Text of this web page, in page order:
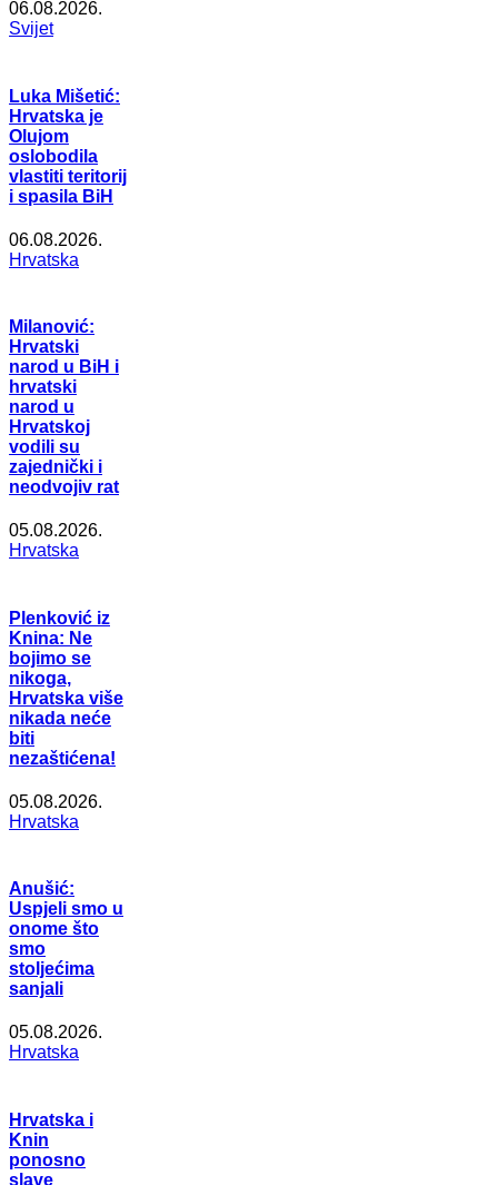
06.08.2026.
Svijet
Luka Mišetić:
Hrvatska je
Olujom
oslobodila
vlastiti teritorij
i spasila BiH
06.08.2026.
Hrvatska
Milanović:
Hrvatski
narod u BiH i
hrvatski
narod u
Hrvatskoj
vodili su
zajednički i
neodvojiv rat
05.08.2026.
Hrvatska
Plenković iz
Knina: Ne
bojimo se
nikoga,
Hrvatska više
nikada neće
biti
nezaštićena!
05.08.2026.
Hrvatska
Anušić:
Uspjeli smo u
onome što
smo
stoljećima
sanjali
05.08.2026.
Hrvatska
Hrvatska i
Knin
ponosno
slave